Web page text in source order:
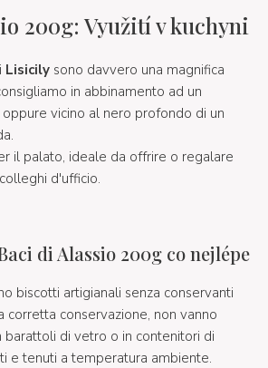
200g: Využití v kuchyni
Lisicily sono davvero una magnifica
in abbinamento ad un
vicino al nero profondo di un
il palato, ideale da offrire o regalare
d'ufficio.
di Alassio 200g co nejlépe
biscotti artigianali senza conservanti
corretta conservazione, non vanno
barattoli di vetro o in contenitori di
e tenuti a temperatura ambiente.